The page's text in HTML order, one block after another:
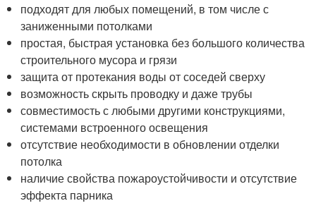
подходят для любых помещений, в том числе с
заниженными потолками
простая, быстрая установка без большого количества
строительного мусора и грязи
защита от протекания воды от соседей сверху
возможность скрыть проводку и даже трубы
совместимость с любыми другими конструкциями,
системами встроенного освещения
отсутствие необходимости в обновлении отделки
потолка
наличие свойства пожароустойчивости и отсутствие
эффекта парника